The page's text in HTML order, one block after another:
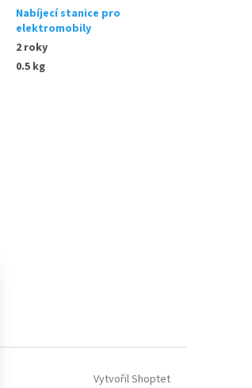
Nabíjecí stanice pro
elektromobily
2 roky
0.5 kg
Vytvořil Shoptet